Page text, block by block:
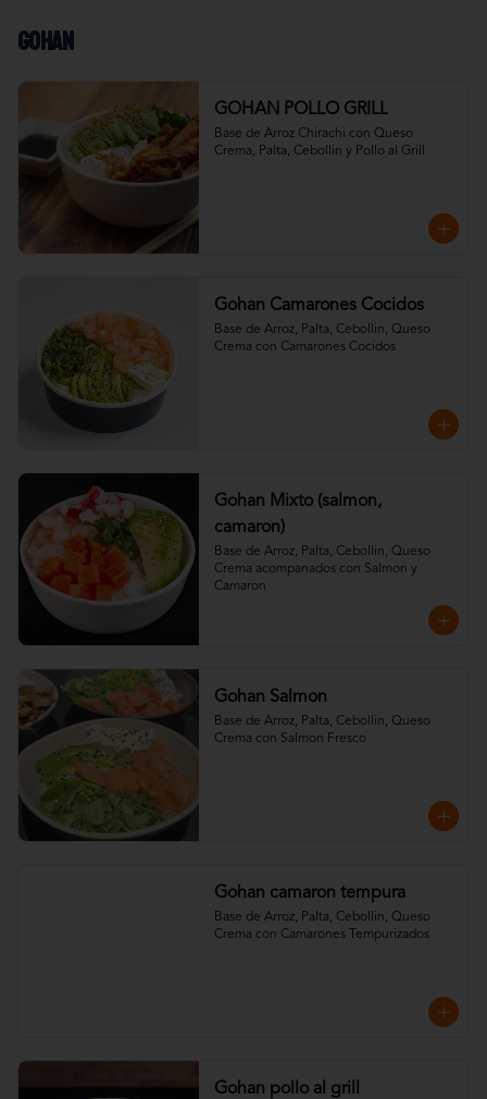
Gohan
GOHAN POLLO GRILL
Base de Arroz Chirachi con Queso
Crema, Palta, Cebollin y Pollo al Grill
Gohan Camarones Cocidos
Base de Arroz, Palta, Cebollin, Queso
Crema con Camarones Cocidos
Gohan Mixto (salmon,
camaron)
Base de Arroz, Palta, Cebollin, Queso
Crema acompanados con Salmon y
Camaron
Gohan Salmon
Base de Arroz, Palta, Cebollin, Queso
Crema con Salmon Fresco
Gohan camaron tempura
Base de Arroz, Palta, Cebollin, Queso
Crema con Camarones Tempurizados
Gohan pollo al grill